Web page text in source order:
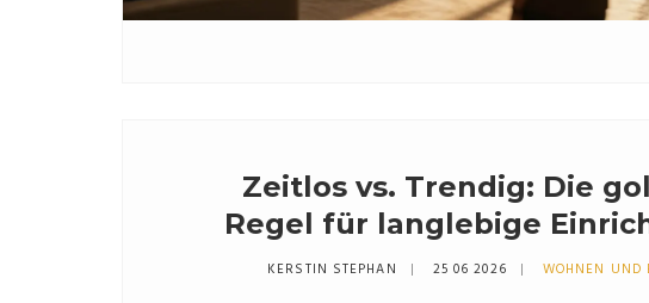
Zeitlos vs. Trendig: Die
Regel für langlebige
KERSTIN STEPHAN 25 06 2026 WOHNEN UND